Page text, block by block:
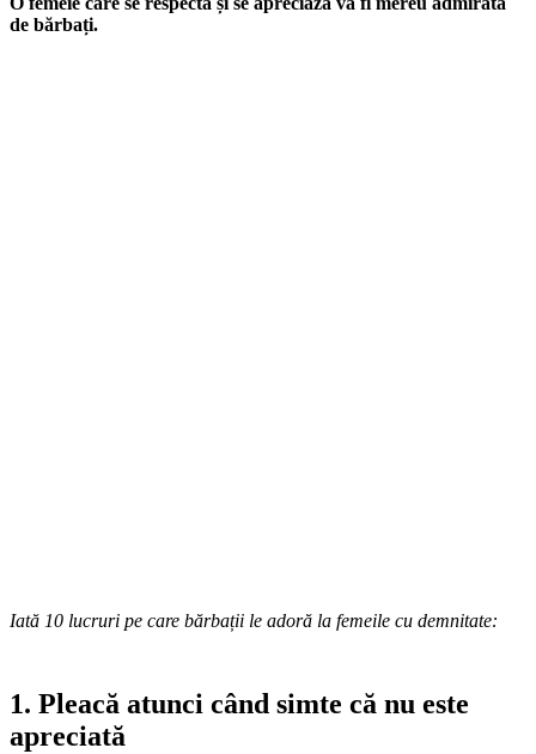
de bărbați.
Iată 10 lucruri pe care bărbații le adoră la femeile cu demnitate:
1. Pleacă atunci când simte că nu este
apreciată